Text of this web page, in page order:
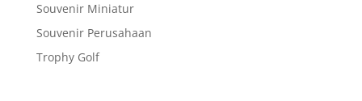
Souvenir Miniatur
Souvenir Perusahaan
Trophy Golf